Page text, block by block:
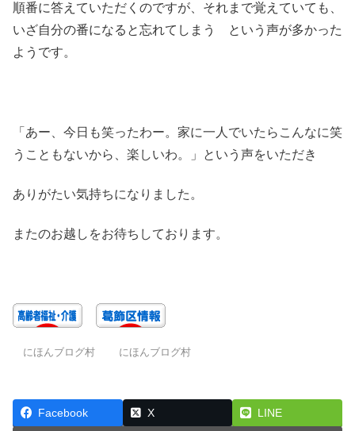
順番に答えていただくのですが、それまで覚えていても、
いざ自分の番になると忘れてしまう という声が多かった
ようです。
「あー、今日も笑ったわー。家に一人でいたらこんなに笑
うこともないから、楽しいわ。」という声をいただき
ありがたい気持ちになりました。
またのお越しをお待ちしております。
にほんブログ村 にほんブログ村
Facebook X LINE